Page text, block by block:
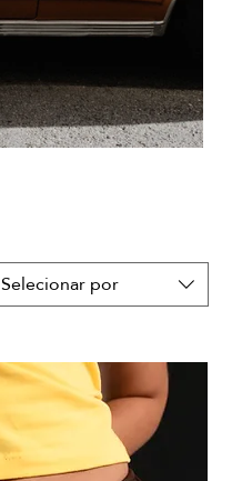
Selecionar por